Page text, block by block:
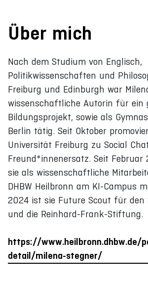
Über mich
Nach dem Studium von Englisch,
Politikwissenschaften und
Freiburg und Edinburgh war
wissenschaftliche Autorin für ein
Bildungsprojekt, sowie als
Berlin tätig. Seit Oktober
Universität Freiburg zu Social
Freund*innenersatz. Seit Februar
sie als wissenschaftliche
DHBW Heilbronn am KI-Campus
2024 ist sie Future Scout für den
und die Reinhard-Frank-Stiftung.
https://www.heilbronn.dhbw.de/
detail/milena-stegner/